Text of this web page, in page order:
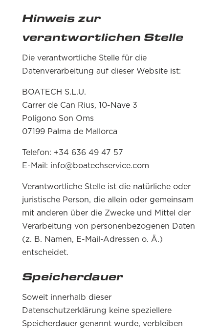
Hinweis zur
verantwortlichen Stelle
Die verantwortliche Stelle für die
Datenverarbeitung auf dieser Website ist:
BOATECH S.L.U.
Carrer de Can Rius, 10-Nave 3
Polígono Son Oms
07199 Palma de Mallorca
Telefon: +34 636 49 47 57
E-Mail: info@boatechservice.com
Verantwortliche Stelle ist die natürliche oder
juristische Person, die allein oder gemeinsam
mit anderen über die Zwecke und Mittel der
Verarbeitung von personenbezogenen Daten
(z. B. Namen, E-Mail-Adressen o. Ä.)
entscheidet.
Speicherdauer
Soweit innerhalb dieser
Datenschutzerklärung keine speziellere
Speicherdauer genannt wurde, verbleiben